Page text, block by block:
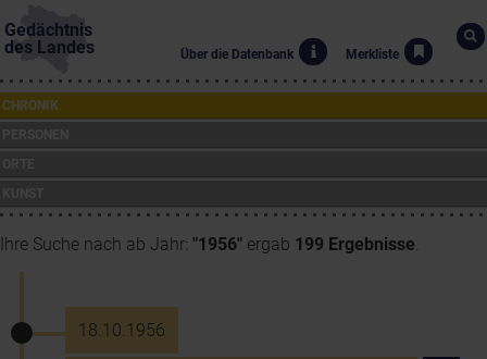
Gedächtnis
des Landes
Über die Datenbank Merkliste
CHRONIK
Ihre Suche nach ab Jahr: "1956" ergab 199 Ergebnisse.
18.10.1956